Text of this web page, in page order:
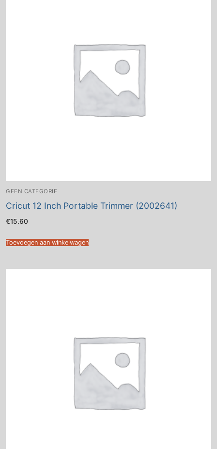
GEEN CATEGORIE
Cricut 12 Inch Portable Trimmer (2002641)
€15.60
Toevoegen aan winkelwagen